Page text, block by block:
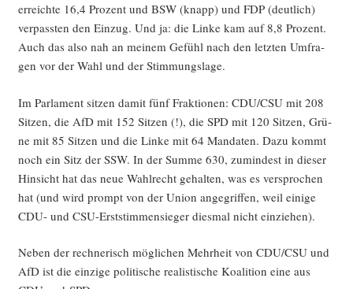
erreich­te 16,4 Pro­zent und BSW (knapp) und FDP (deut­lich)
ver­pass­ten den Ein­zug. Und ja: die Lin­ke kam auf 8,8 Pro­zent.
Auch das also nah an mei­nem Gefühl nach den letz­ten Umfra­
gen vor der Wahl und der Stimmungslage.
Im Par­la­ment sit­zen damit fünf Frak­tio­nen: CDU/CSU mit 208
Sit­zen, die AfD mit 152 Sit­zen (!), die SPD mit 120 Sit­zen, Grü­
ne mit 85 Sit­zen und die Lin­ke mit 64 Man­da­ten. Dazu kommt
noch ein Sitz der SSW. In der Sum­me 630, zumin­dest in die­ser
Hin­sicht hat das neue Wahl­recht gehal­ten, was es ver­spro­chen
hat (und wird prompt von der Uni­on ange­grif­fen, weil eini­ge
CDU- und CSU-Erst­stim­men­sie­ger dies­mal nicht einziehen).
Neben der rech­ne­risch mög­li­chen Mehr­heit von CDU/CSU und
AfD ist die ein­zi­ge poli­ti­sche rea­lis­ti­sche Koali­ti­on eine aus